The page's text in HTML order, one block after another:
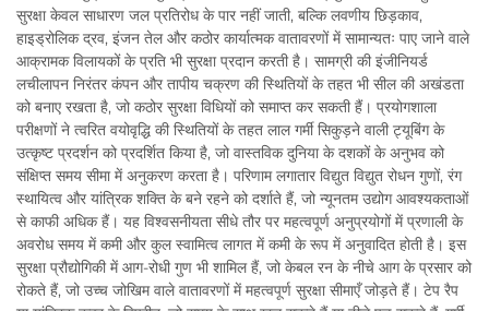
सुरक्षा केवल साधारण जल प्रतिरोध के पार नहीं जाती, बल्कि लवणीय छिड़काव,
हाइड्रोलिक द्रव, इंजन तेल और कठोर कार्यात्मक वातावरणों में सामान्यतः पाए जाने वाले
आक्रामक विलायकों के प्रति भी सुरक्षा प्रदान करती है। सामग्री की इंजीनियर्ड
लचीलापन निरंतर कंपन और तापीय चक्रण की स्थितियों के तहत भी सील की अखंडता
को बनाए रखता है, जो कठोर सुरक्षा विधियों को समाप्त कर सकती हैं। प्रयोगशाला
परीक्षणों ने त्वरित वयोवृद्धि की स्थितियों के तहत लाल गर्मी सिकुड़ने वाली ट्यूबिंग के
उत्कृष्ट प्रदर्शन को प्रदर्शित किया है, जो वास्तविक दुनिया के दशकों के अनुभव को
संक्षिप्त समय सीमा में अनुकरण करता है। परिणाम लगातार विद्युत विद्युत रोधन गुणों, रंग
स्थायित्व और यांत्रिक शक्ति के बने रहने को दर्शाते हैं, जो न्यूनतम उद्योग आवश्यकताओं
से काफी अधिक हैं। यह विश्वसनीयता सीधे तौर पर महत्वपूर्ण अनुप्रयोगों में प्रणाली के
अवरोध समय में कमी और कुल स्वामित्व लागत में कमी के रूप में अनुवादित होती है। इस
सुरक्षा प्रौद्योगिकी में आग-रोधी गुण भी शामिल हैं, जो केबल रन के नीचे आग के प्रसार को
रोकते हैं, जो उच्च जोखिम वाले वातावरणों में महत्वपूर्ण सुरक्षा सीमाएँ जोड़ते हैं। टेप रैप